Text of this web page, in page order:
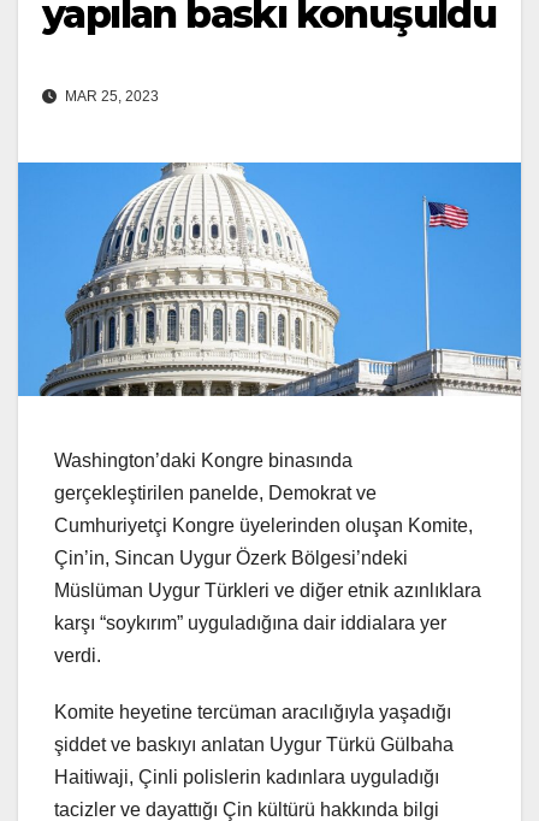
yapılan baskı konuşuldu
MAR 25, 2023
Washington’daki Kongre binasında
gerçekleştirilen panelde, Demokrat ve
Cumhuriyetçi Kongre üyelerinden oluşan Komite,
Çin’in, Sincan Uygur Özerk Bölgesi’ndeki
Müslüman Uygur Türkleri ve diğer etnik azınlıklara
karşı “soykırım” uyguladığına dair iddialara yer
verdi.
Komite heyetine tercüman aracılığıyla yaşadığı
şiddet ve baskıyı anlatan Uygur Türkü Gülbaha
Haitiwaji, Çinli polislerin kadınlara uyguladığı
tacizler ve dayattığı Çin kültürü hakkında bilgi